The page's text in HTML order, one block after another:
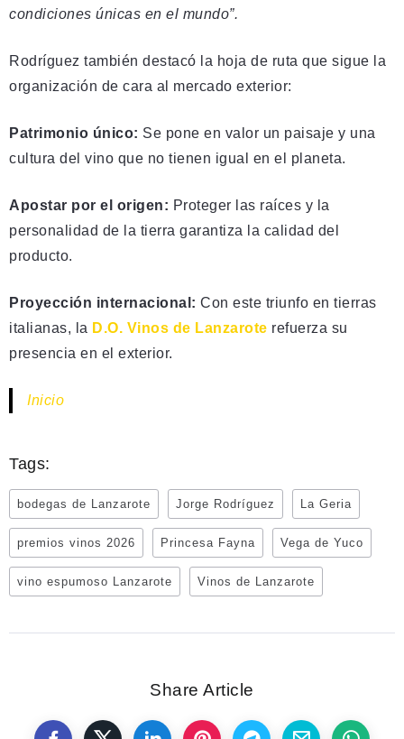
condiciones únicas en el mundo”.
Rodríguez también destacó la hoja de ruta que sigue la
organización de cara al mercado exterior:
Patrimonio único: Se pone en valor un paisaje y una
cultura del vino que no tienen igual en el planeta.
Apostar por el origen: Proteger las raíces y la
personalidad de la tierra garantiza la calidad del
producto.
Proyección internacional: Con este triunfo en tierras
italianas, la D.O. Vinos de Lanzarote refuerza su
presencia en el exterior.
Inicio
Tags:
bodegas de Lanzarote Jorge Rodríguez La Geria
premios vinos 2026 Princesa Fayna Vega de Yuco
vino espumoso Lanzarote Vinos de Lanzarote
Share Article